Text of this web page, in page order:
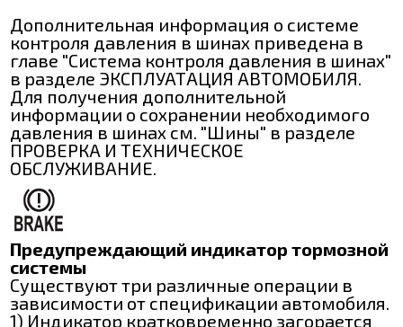
Дополнительная информация о системе
контроля давления в шинах приведена в
главе "Система контроля давления в шинах"
в разделе ЭКСПЛУАТАЦИЯ АВТОМОБИЛЯ.
Для получения дополнительной
информации о сохранении необходимого
давления в шинах см. "Шины" в разделе
ПРОВЕРКА И ТЕХНИЧЕСКОЕ
ОБСЛУЖИВАНИЕ.
Предупреждающий индикатор тормозной
системы
Существуют три различные операции в
зависимости от спецификации автомобиля.
1) Индикатор кратковременно загорается